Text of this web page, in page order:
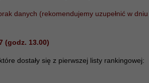
danych (rekomendujemy uzupełnić w dniu
(godz. 13.00)
dostały się z pierwszej listy rankingowej: